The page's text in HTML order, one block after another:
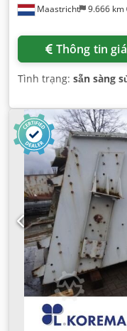
Maastricht 9.666 km
Thông tin giá
Tình trạng: sẵn sàng